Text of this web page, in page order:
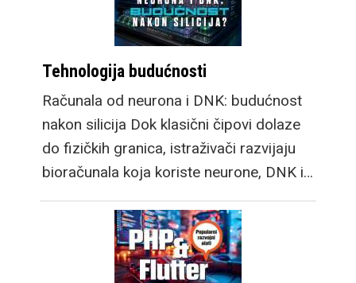
Tehnologija budućnosti
Računala od neurona i DNK: budućnost
nakon silicija Dok klasični čipovi dolaze
do fizičkih granica, istraživači razvijaju
bioračunala koja koriste neurone, DNK i…